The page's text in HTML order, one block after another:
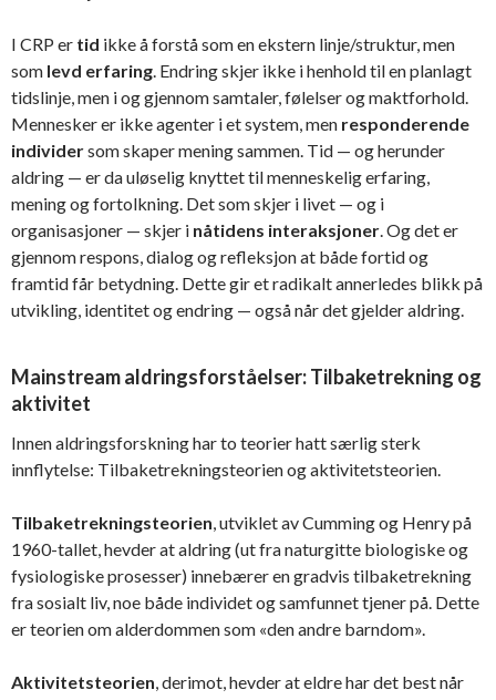
I CRP er tid ikke å forstå som en ekstern linje/struktur, men
som levd erfaring. Endring skjer ikke i henhold til en planlagt
tidslinje, men i og gjennom samtaler, følelser og maktforhold.
Mennesker er ikke agenter i et system, men responderende
individersom skaper mening sammen. Tid — og herunder
aldring — er da uløselig knyttet til menneskelig erfaring,
mening og fortolkning. Det som skjer i livet — og i
organisasjoner — skjer i nåtidens interaksjoner. Og det er
gjennom respons, dialog og refleksjon at både fortid og
framtid får betydning. Dette gir et radikalt annerledes blikk på
utvikling, identitet og endring — også når det gjelder aldring.
Mainstream aldringsforståelser: Tilbaketrekning og
aktivitet
Innen aldringsforskning har to teorier hatt særlig sterk
innflytelse: Tilbaketrekningsteorien og aktivitetsteorien.
Tilbaketrekningsteorien, utviklet av Cumming og Henry på
1960-tallet, hevder at aldring (ut fra naturgitte biologiske og
fysiologiske prosesser) innebærer en gradvis tilbaketrekning
fra sosialt liv, noe både individet og samfunnet tjener på. Dette
er teorien om alderdommen som «den andre barndom».
Aktivitetsteorien, derimot, hevder at eldre har det best når